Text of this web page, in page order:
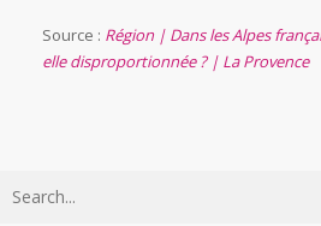
Source : Région | Dans les Alpes
elle disproportionnée ? | La Provence